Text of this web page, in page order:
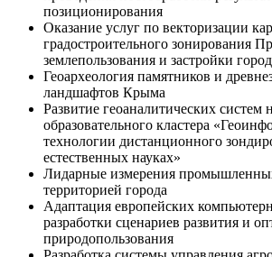
позиционирования
Оказание услуг по векторизации
градостроительного зонирования
землепользования и застройки
Геоархеология памятников и
ландшафтов Крыма
Развитие геоаналитических систем
образовательного кластера
технологии дистанционного
естественных науках»
Лидарные измерения
территорией города
Адаптация европейских
разработки сценариев развития и
природопользования